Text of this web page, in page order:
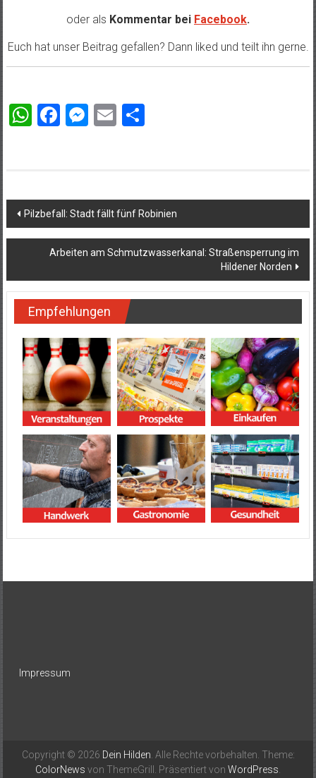
oder als Kommentar bei Facebook.
Euch hat unser Beitrag gefallen? Dann liked und teilt ihn gerne.
WhatsApp
Facebook
Messenger
EmailTeilen
Beitragsnavigation
Pilzbefall: Stadt fällt fünf Robinien
Arbeiten am Schmutzwasserkanal: Straßensperrung im
Hildener Norden
Empfehlungen
Impressum
Copyright © 2026 Dein Hilden. Alle Rechte vorbehalten. Theme:
ColorNews von ThemeGrill. Präsentiert von WordPress.